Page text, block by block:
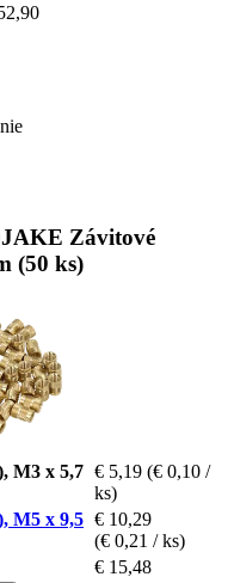
Závitové
(50 ks)
M3 x 5,7 € 5,19 (€ 0,10 /
ks)
M5 x 9,5 € 10,29
(€ 0,21 / ks)
€ 15,48